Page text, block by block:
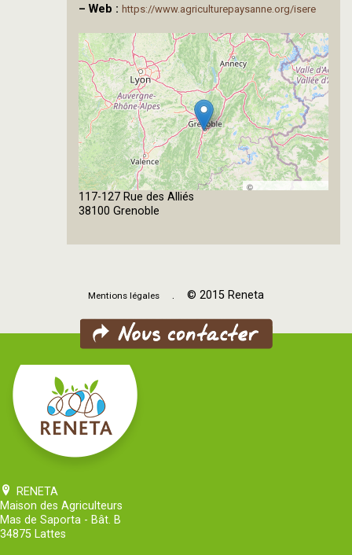
– Web : https://www.agriculturepaysanne.org/isere
©
117-127 Rue des Alliés
38100 Grenoble
Mentions légales . © 2015 Reneta
RENETA
Maison des Agriculteurs
Mas de Saporta - Bât. B
34875 Lattes